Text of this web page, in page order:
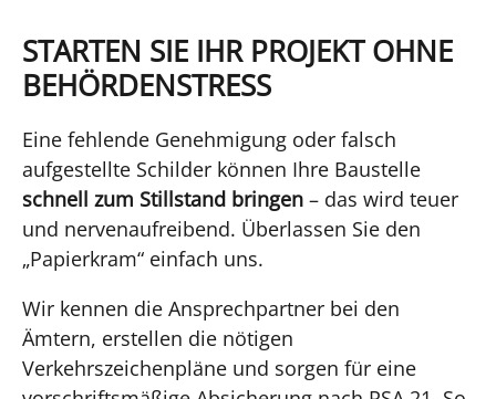
STARTEN SIE IHR PROJEKT OHNE
BEHÖRDENSTRESS
Eine fehlende Genehmigung oder falsch
aufgestellte Schilder können Ihre Baustelle
schnell zum Stillstand bringen – das wird teuer
und nervenaufreibend. Überlassen Sie den
„Papierkram“ einfach uns.
Wir kennen die Ansprechpartner bei den
Ämtern, erstellen die nötigen
Verkehrszeichenpläne und sorgen für eine